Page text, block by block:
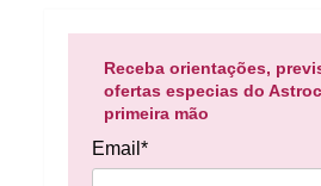
Receba orientações,
ofertas especias do
primeira mão
Email*